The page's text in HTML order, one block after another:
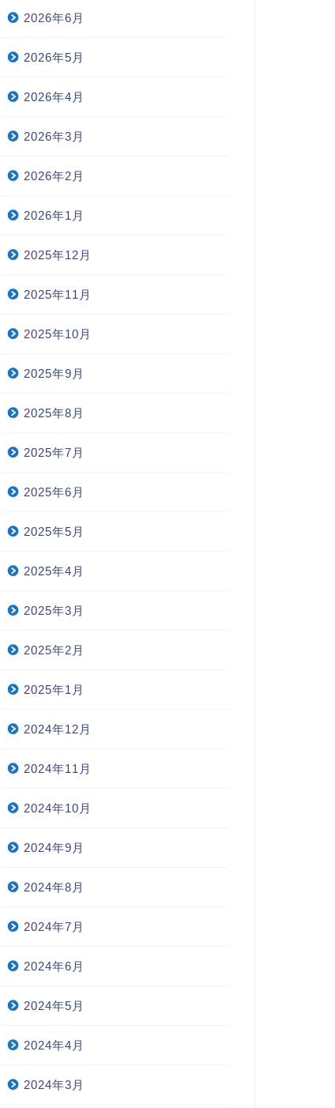
2026年6月
2026年5月
2026年4月
2026年3月
2026年2月
2026年1月
2025年12月
2025年11月
2025年10月
2025年9月
2025年8月
2025年7月
2025年6月
2025年5月
2025年4月
2025年3月
2025年2月
2025年1月
2024年12月
2024年11月
2024年10月
2024年9月
2024年8月
2024年7月
2024年6月
2024年5月
2024年4月
2024年3月